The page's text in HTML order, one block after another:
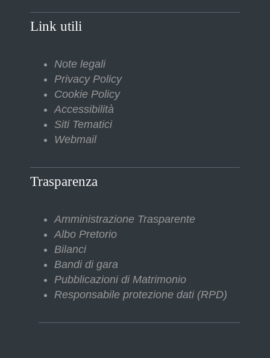
Link utili
Note legali
Privacy Policy
Cookie Policy
Accessibilità
Siti Tematici
Webmail
Trasparenza
Amministrazione Trasparente
Albo Pretorio
Bilanci
Bandi di gara
Pubblicazioni di Matrimonio
Responsabile protezione dati (RPD)